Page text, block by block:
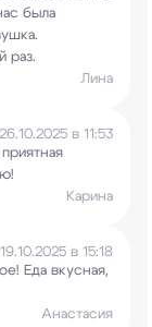
была
раз.
Лина
26.10.2025 в 11:53
Карина
19.10.2025 в 15:18
Еда вкусная,
Анастасия